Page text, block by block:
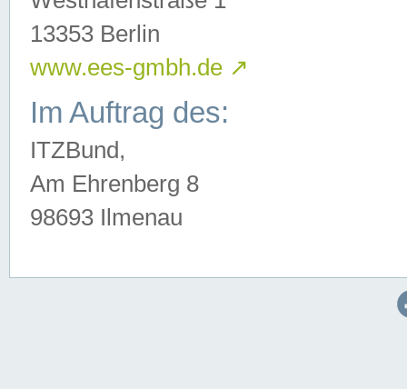
13353 Berlin
www.ees-gmbh.de ↗
Im Auftrag des:
ITZBund,
Am Ehrenberg 8
98693 Ilmenau